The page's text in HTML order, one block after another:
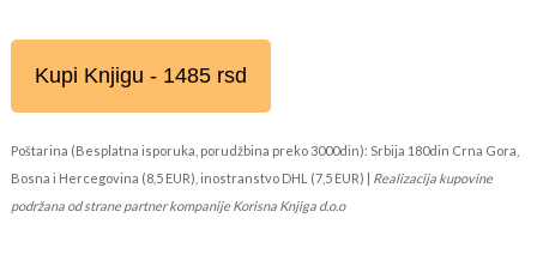
Kupi Knjigu - 1485 rsd
Poštarina (Besplatna isporuka, porudžbina preko 3000din): Srbija 180din Crna Gora,
Bosna i Hercegovina (8,5 EUR), inostranstvo DHL (7,5 EUR) | Realizacija kupovine
podržana od strane partner kompanije Korisna Knjiga d.o.o